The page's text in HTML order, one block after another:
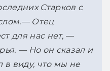
Старков с
— Отец
для нас нет, —
— Но он сказал и
виду, что мы не